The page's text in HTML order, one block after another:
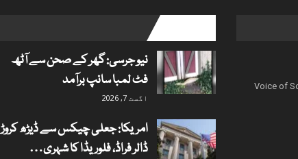
Voice of
نیو جرسی: گھر کے صحن سے آٹھ
فٹ لمبا سانپ برآمد
اگست 7, 2026
امریکا: جعلی چیکس سے ڈیڑھ کروڑ
ڈالر فراڈ، فلوریڈا کا شہری…